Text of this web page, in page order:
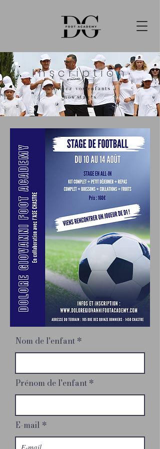
Inscription
Inscrivez-vos enfants à
nos stages
Nom de l'enfant
Prénom de l'enfant
E-mail